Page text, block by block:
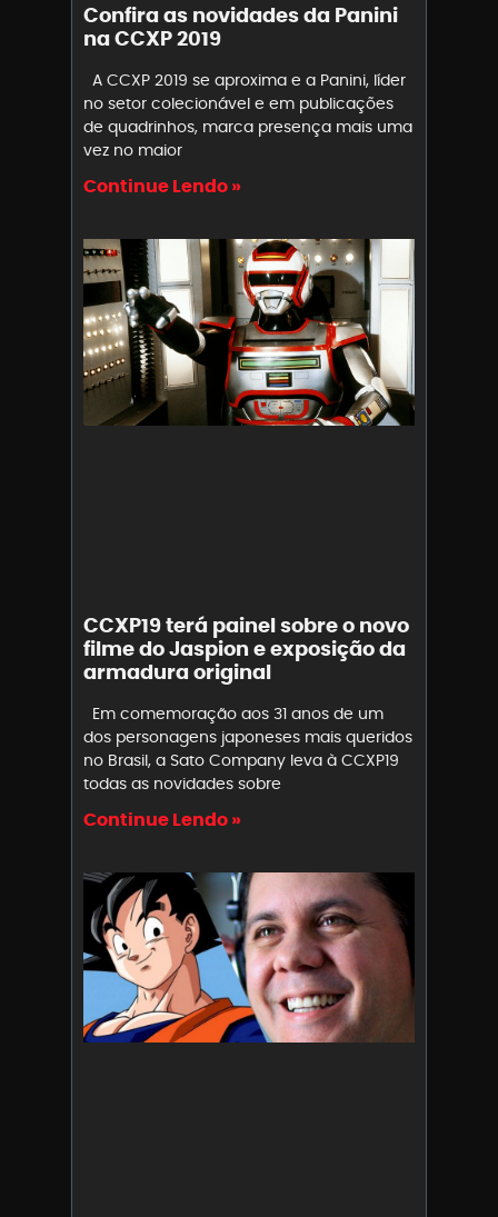
Confira as novidades da Panini
na CCXP 2019
A CCXP 2019 se aproxima e a Panini, líder
no setor colecionável e em publicações
de quadrinhos, marca presença mais uma
vez no maior
Continue Lendo »
CCXP19 terá painel sobre o novo
filme do Jaspion e exposição da
armadura original
Em comemoração aos 31 anos de um
dos personagens japoneses mais queridos
no Brasil, a Sato Company leva à CCXP19
todas as novidades sobre
Continue Lendo »